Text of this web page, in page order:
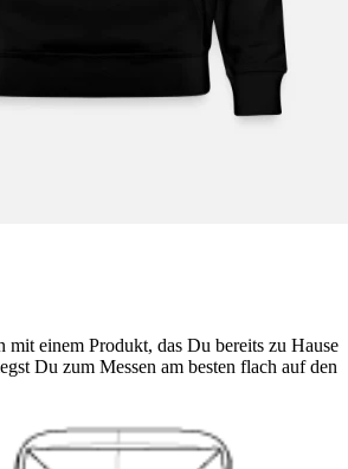
mit einem Produkt, das Du bereits zu Hause
Du zum Messen am besten flach auf den